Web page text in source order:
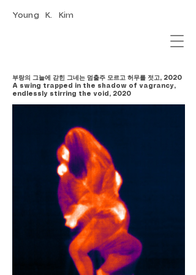
Young K. Kim
부랑의 그늘에 갇힌 그네는 멈출주 모르고 허무를 젓고, 2020
A swing trapped in the shadow of vagrancy,
endlessly stirring the void, 2020